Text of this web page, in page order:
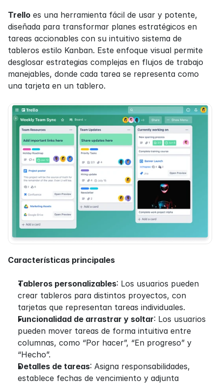
Trello es una herramienta fácil de usar y potente,
diseñada para transformar planes estratégicos en
tareas accionables con su intuitivo sistema de
tableros estilo Kanban. Este enfoque visual permite
desglosar estrategias complejas en flujos de trabajo
manejables, donde cada tarea se representa como
una tarjeta en un tablero.
Características principales
Tableros personalizables: Los usuarios pueden
crear tableros para distintos proyectos, con
tarjetas que representan tareas individuales.
Funcionalidad de arrastrar y soltar: Los usuarios
pueden mover tareas de forma intuitiva entre
columnas, como “Por hacer”, “En progreso” y
“Hecho”.
Detalles de tareas: Asigna responsabilidades,
establece fechas de vencimiento y adjunta